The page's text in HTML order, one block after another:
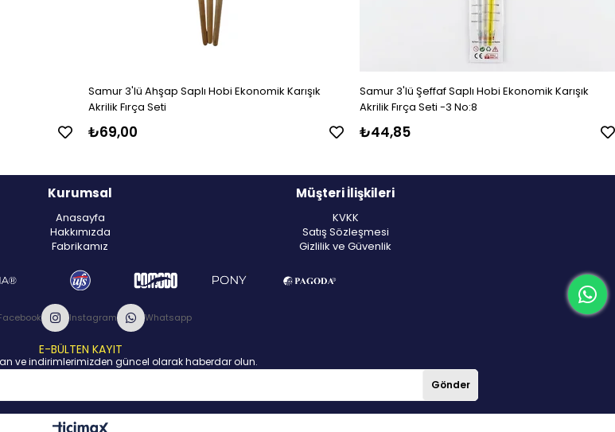
Samur 3'lü Ahşap Saplı Hobi Ekonomik Karışık
Akrilik Fırça Seti
₺69,00
Samur 3'lü Şeffaf Saplı Hobi Ekonomik Karışık
Akrilik Fırça Seti -3 No:8
₺44,85
Kurumsal
Anasayfa
Hakkımızda
Fabrikamız
Müşteri İlişkileri
KVKK
Satış Sözleşmesi
Gizlilik ve Güvenlik
Instagram Whatsapp
E-BÜLTEN KAYIT
ve indirimlerimizden güncel olarak haberdar olun.
Gönder